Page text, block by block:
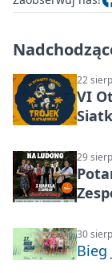
22
VI
29
30
Bieg